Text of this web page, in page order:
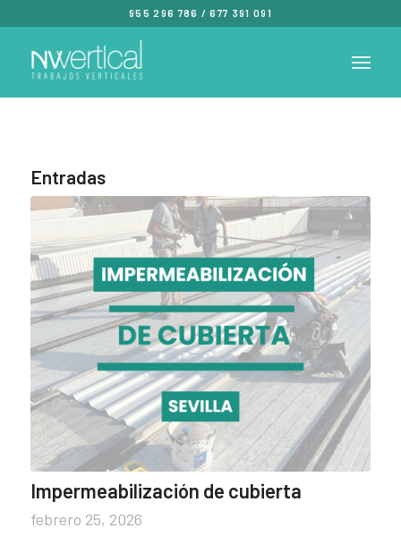
955 296 786 /677 391 091
Entradas
Impermeabilización de cubierta
febrero 25, 2026